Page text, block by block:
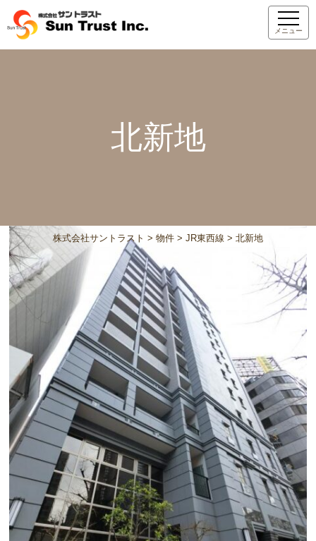
メニュー
北新地
株式会社サントラスト > 物件 > JR東西線 > 北新地